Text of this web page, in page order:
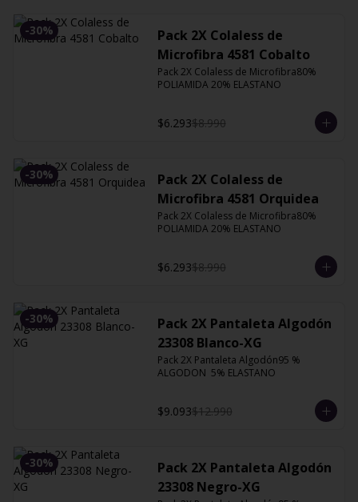
-30%
Pack 2X Colaless de
Microfibra 4581 Cobalto
Pack 2X Colaless de Microfibra80%
POLIAMIDA 20% ELASTANO
$6.293$8.990
-30%
Pack 2X Colaless de
Microfibra 4581 Orquidea
Pack 2X Colaless de Microfibra80%
POLIAMIDA 20% ELASTANO
$6.293$8.990
-30%
Pack 2X Pantaleta Algodón
23308 Blanco-XG
Pack 2X Pantaleta Algodón95 %
ALGODON  5% ELASTANO
$9.093$12.990
-30%
Pack 2X Pantaleta Algodón
23308 Negro-XG